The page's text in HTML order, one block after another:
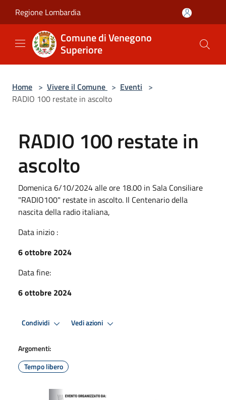
Regione Lombardia
Comune di Venegono
Superiore
Home > Vivere il Comune > Eventi >
RADIO 100 restate in ascolto
RADIO 100 restate in
ascolto
Domenica 6/10/2024 alle ore 18.00 in Sala Consiliare
"RADIO100" restate in ascolto. Il Centenario della
nascita della radio italiana,
Data inizio :
6 ottobre 2024
Data fine:
6 ottobre 2024
Condividi Vedi azioni
Argomenti:
Tempo libero